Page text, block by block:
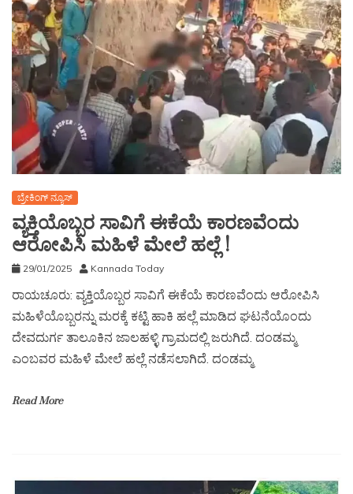
ಬ್ರೇಕಿಂಗ್ ನ್ಯೂಸ್
ವ್ಯಕ್ತಿಯೊಬ್ಬರ ಸಾವಿಗೆ ಈಕೆಯೆ ಕಾರಣವೆಂದು
ಆರೋಪಿಸಿ ಮಹಿಳೆ ಮೇಲೆ ಹಲ್ಲೆ !
29/01/2025 Kannada Today
ರಾಯಚೂರು: ವ್ಯಕ್ತಿಯೊಬ್ಬರ ಸಾವಿಗೆ ಈಕೆಯೆ ಕಾರಣವೆಂದು ಆರೋಪಿಸಿ
ಮಹಿಳೆಯೊಬ್ಬರನ್ನು ಮರಕ್ಕೆ ಕಟ್ಟಿ ಹಾಕಿ ಹಲ್ಲೆ ಮಾಡಿದ ಘಟನೆಯೊಂದು
ದೇವದುರ್ಗ ತಾಲೂಕಿನ ಜಾಲಹಳ್ಳಿ ಗ್ರಾಮದಲ್ಲಿ ಜರುಗಿದೆ. ದಂಡಮ್ಮ
ಎಂಬವರ ಮಹಿಳೆ ಮೇಲೆ ಹಲ್ಲೆ ನಡೆಸಲಾಗಿದೆ. ದಂಡಮ್ಮ
Read More